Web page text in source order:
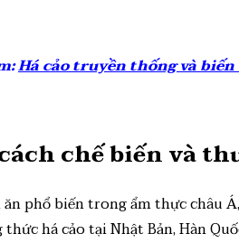
Há cảo truyền thống và
chế biến và
phổ biến trong ẩm thực châu
há cảo tại Nhật Bản, Hàn